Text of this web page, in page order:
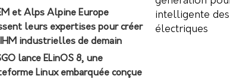
et Alps Alpine Europe
leurs expertises pour créer
industrielles de demain
lance ELinOS 8, une
Linux embarquée conçue